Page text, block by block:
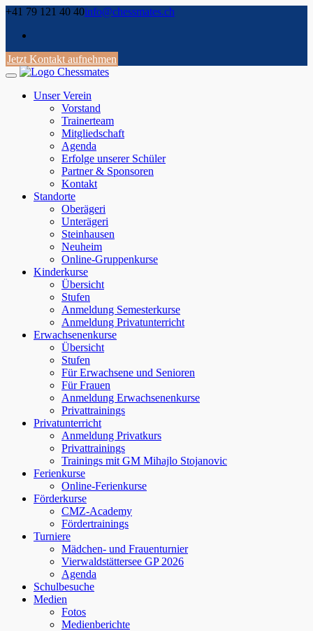
Skip
content
+41 79 121 40 40info@chessmates.ch
Jetzt Kontakt aufnehmen
Unser Verein
Vorstand
Trainerteam
Mitgliedschaft
Agenda
Erfolge unserer Schüler
Partner & Sponsoren
Kontakt
Standorte
Oberägeri
Unterägeri
Steinhausen
Neuheim
Online-Gruppenkurse
Kinderkurse
Übersicht
Stufen
Anmeldung Semesterkurse
Anmeldung Privatunterricht
Erwachsenenkurse
Übersicht
Stufen
Für Erwachsene und Senioren
Für Frauen
Anmeldung Erwachsenenkurse
Privattrainings
Privatunterricht
Anmeldung Privatkurs
Privattrainings
Trainings mit GM Mihajlo Stojanovic
Ferienkurse
Online-Ferienkurse
Förderkurse
CMZ-Academy
Fördertrainings
Turniere
Mädchen- und Frauenturnier
Vierwaldstättersee GP 2026
Agenda
Schulbesuche
Medien
Fotos
Medienberichte